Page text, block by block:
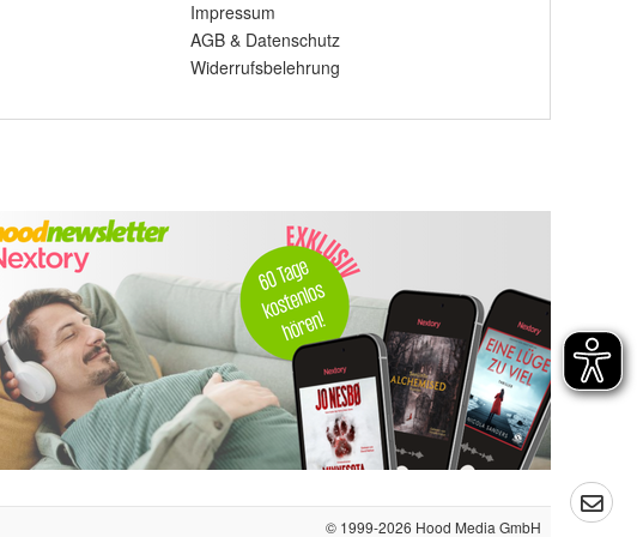
Impressum
AGB & Datenschutz
Widerrufsbelehrung
© 1999-2026 Hood Media GmbH